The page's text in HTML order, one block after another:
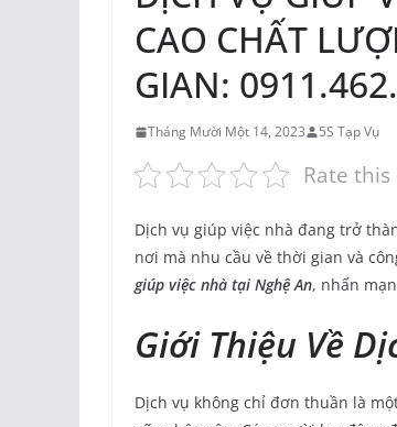
CAO CHẤT
GIAN:
Tháng Mười Một 14, 2023 5S Tạp Vụ
Rate
Dịch vụ giúp việc nhà đang trở
nơi mà nhu cầu về thời gian và
giúp việc nhà tại Nghệ An, nhấn
Giới Thiệu Về
Dịch vụ không chỉ đơn thuần là